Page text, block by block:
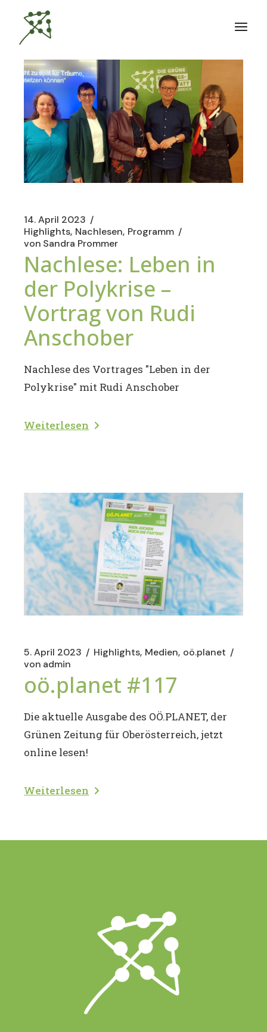
Inhalt
springen
14. April 2023
Highlights Nachlesen Programm
von Sandra Prommer
Nachlese: Leben in
der Polykrise –
Vortrag von Rudi
Anschober
Nachlese des Vortrages "Leben in der
Polykrise" mit Rudi Anschober
Weiterlesen
5. April 2023 Highlights Medien oö.planet
von admin
oö.planet #117
Die aktuelle Ausgabe des OÖ.PLANET, der
Grünen Zeitung für Oberösterreich, jetzt
online lesen!
Weiterlesen